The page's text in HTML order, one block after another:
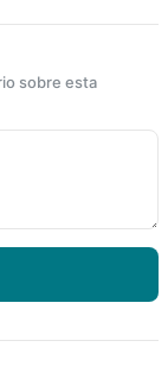
sobre esta